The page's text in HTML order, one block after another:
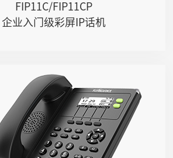
FIP11C/FIP11CP
企业入门级彩屏IP话机
FIP10/FIP10P
● 2个SIP账号，2个DSS键
● 双百兆网口，嵌入式2.4GHz Wi-Fi
● 高清音质，支持Opus等宽频编码
● PoE供电（FIP10P）